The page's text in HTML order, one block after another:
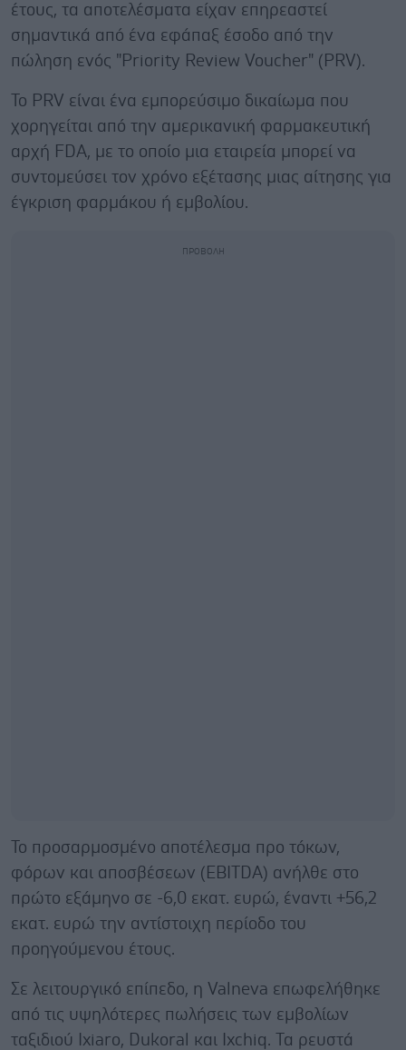
έτους, τα αποτελέσματα είχαν επηρεαστεί
σημαντικά από ένα εφάπαξ έσοδο από την
πώληση ενός "Priority Review Voucher" (PRV).
Το PRV είναι ένα εμπορεύσιμο δικαίωμα που
χορηγείται από την αμερικανική φαρμακευτική
αρχή FDA, με το οποίο μια εταιρεία μπορεί να
συντομεύσει τον χρόνο εξέτασης μιας αίτησης για
έγκριση φαρμάκου ή εμβολίου.
Το προσαρμοσμένο αποτέλεσμα προ τόκων,
φόρων και αποσβέσεων (EBITDA) ανήλθε στο
πρώτο εξάμηνο σε -6,0 εκατ. ευρώ, έναντι +56,2
εκατ. ευρώ την αντίστοιχη περίοδο του
προηγούμενου έτους.
Σε λειτουργικό επίπεδο, η Valneva επωφελήθηκε
από τις υψηλότερες πωλήσεις των εμβολίων
ταξιδιού Ixiaro, Dukoral και Ixchiq. Τα ρευστά